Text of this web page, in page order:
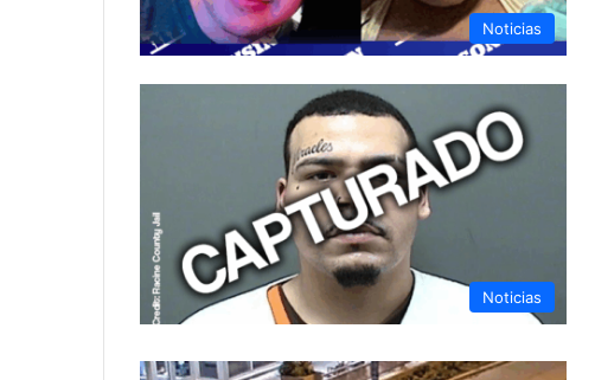
Noticias
Noticias